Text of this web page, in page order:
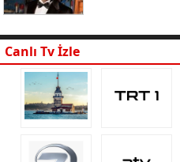
Canlı Tv İzle